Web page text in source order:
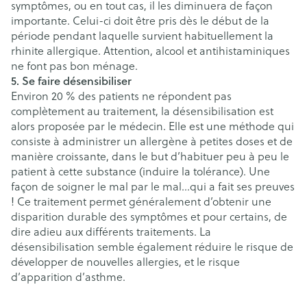
symptômes, ou en tout cas, il les diminuera de façon
importante. Celui-ci doit être pris dès le début de la
période pendant laquelle survient habituellement la
rhinite allergique. Attention, alcool et antihistaminiques
ne font pas bon ménage.
5. Se faire désensibiliser
Environ 20 % des patients ne répondent pas
complètement au traitement, la désensibilisation est
alors proposée par le médecin. Elle est une méthode qui
consiste à administrer un allergène à petites doses et de
manière croissante, dans le but d’habituer peu à peu le
patient à cette substance (induire la tolérance). Une
façon de soigner le mal par le mal…qui a fait ses preuves
! Ce traitement permet généralement d’obtenir une
disparition durable des symptômes et pour certains, de
dire adieu aux différents traitements. La
désensibilisation semble également réduire le risque de
développer de nouvelles allergies, et le risque
d’apparition d’asthme.